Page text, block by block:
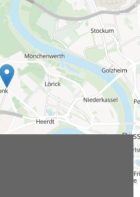
© OpenStreetMap-Mitwirkende